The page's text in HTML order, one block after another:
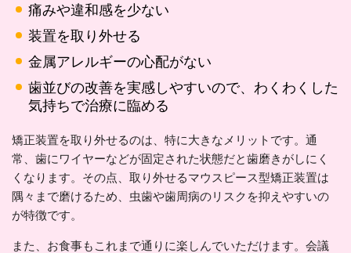
痛みや違和感を少ない
装置を取り外せる
金属アレルギーの心配がない
歯並びの改善を実感しやすいので、わくわくした
気持ちで治療に臨める
矯正装置を取り外せるのは、特に大きなメリットです。通
常、歯にワイヤーなどが固定された状態だと歯磨きがしにく
くなります。その点、取り外せるマウスピース型矯正装置は
隅々まで磨けるため、虫歯や歯周病のリスクを抑えやすいの
が特徴です。
また、お食事もこれまで通りに楽しんでいただけます。会議